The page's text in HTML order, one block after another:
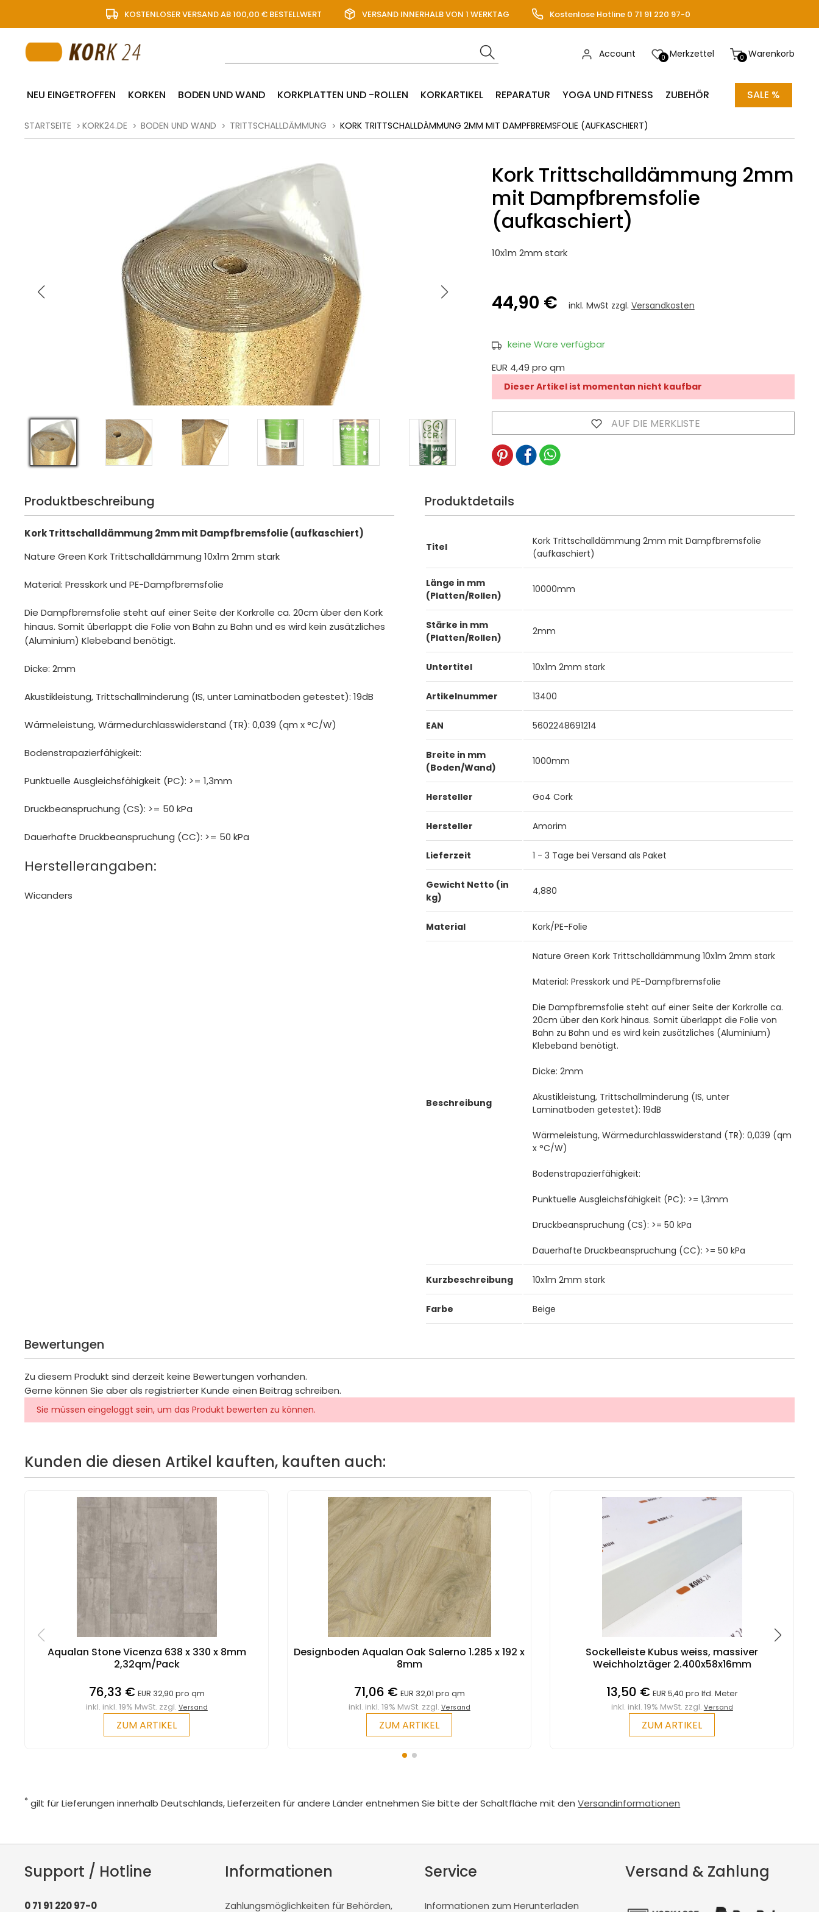
KOSTENLOSER VERSAND AB 100,00 € BESTELLWERT VERSAND INNERHALB VON 1 WERKTAG Kostenlose Hotline 0 71 91 220 97-0
0 Warenkorb
0 Merkzettel
Account
NEU EINGETROFFEN KORKEN BODEN UND WAND KORKPLATTEN UND -ROLLEN KORKARTIKEL REPARATUR YOGA UND FITNESS ZUBEHÖR SALE %
STARTSEITE KORK24.DE BODEN UND WAND TRITTSCHALLDÄMMUNG KORK TRITTSCHALLDÄMMUNG 2MM MIT DAMPFBREMSFOLIE (AUFKASCHIERT)
Kork Trittschalldämmung 2mm
mit Dampfbremsfolie
(aufkaschiert)
10x1m 2mm stark
44,90 € inkl. MwSt zzgl. Versandkosten
keine Ware verfügbar
EUR 4,49 pro qm
Dieser Artikel ist momentan nicht kaufbar
AUF DIE MERKLISTE
Produktbeschreibung
Kork Trittschalldämmung 2mm mit Dampfbremsfolie (aufkaschiert)
Nature Green Kork Trittschalldämmung 10x1m 2mm stark
Material: Presskork und PE-Dampfbremsfolie
Die Dampfbremsfolie steht auf einer Seite der Korkrolle ca. 20cm über den Kork
hinaus. Somit überlappt die Folie von Bahn zu Bahn und es wird kein zusätzliches
(Aluminium) Klebeband benötigt.
Dicke: 2mm
Akustikleistung, Trittschallminderung (IS, unter Laminatboden getestet): 19dB
Wärmeleistung, Wärmedurchlasswiderstand (TR): 0,039 (qm x °C/W)
Bodenstrapazierfähigkeit:
Punktuelle Ausgleichsfähigkeit (PC): >= 1,3mm
Druckbeanspruchung (CS): >= 50 kPa
Dauerhafte Druckbeanspruchung (CC): >= 50 kPa
Herstellerangaben:
Wicanders
Produktdetails
Titel
Kork Trittschalldämmung 2mm mit Dampfbremsfolie
(aufkaschiert)
Länge in mm
(Platten/Rollen)
10000mm
Stärke in mm
(Platten/Rollen)
2mm
Untertitel 10x1m 2mm stark
Artikelnummer 13400
EAN 5602248691214
Breite in mm
(Boden/Wand)
1000mm
Hersteller Go4 Cork
Hersteller Amorim
Lieferzeit 1 - 3 Tage bei Versand als Paket
Gewicht Netto (in
kg)
4,880
Material Kork/PE-Folie
Beschreibung
Nature Green Kork Trittschalldämmung 10x1m 2mm stark
Material: Presskork und PE-Dampfbremsfolie
Die Dampfbremsfolie steht auf einer Seite der Korkrolle ca.
20cm über den Kork hinaus. Somit überlappt die Folie von
Bahn zu Bahn und es wird kein zusätzliches (Aluminium)
Klebeband benötigt.
Dicke: 2mm
Akustikleistung, Trittschallminderung (IS, unter
Laminatboden getestet): 19dB
Wärmeleistung, Wärmedurchlasswiderstand (TR): 0,039 (qm
x °C/W)
Bodenstrapazierfähigkeit:
Punktuelle Ausgleichsfähigkeit (PC): >= 1,3mm
Druckbeanspruchung (CS): >= 50 kPa
Dauerhafte Druckbeanspruchung (CC): >= 50 kPa
Kurzbeschreibung 10x1m 2mm stark
Farbe Beige
Bewertungen
Zu diesem Produkt sind derzeit keine Bewertungen vorhanden.
Gerne können Sie aber als registrierter Kunde einen Beitrag schreiben.
Sie müssen eingeloggt sein, um das Produkt bewerten zu können.
Kunden die diesen Artikel kauften, kauften auch:
Aqualan Stone Vicenza 638 x 330 x 8mm
2,32qm/Pack
76,33 € EUR 32,90 pro qm
inkl. inkl. 19% MwSt. zzgl. Versand
ZUM ARTIKEL
Designboden Aqualan Oak Salerno 1.285 x 192 x
8mm
71,06 € EUR 32,01 pro qm
inkl. inkl. 19% MwSt. zzgl. Versand
ZUM ARTIKEL
Sockelleiste Kubus weiss, massiver
Weichholztäger 2.400x58x16mm
13,50 € EUR 5,40 pro lfd. Meter
inkl. inkl. 19% MwSt. zzgl. Versand
ZUM ARTIKEL
* gilt für Lieferungen innerhalb Deutschlands, Lieferzeiten für andere Länder entnehmen Sie bitte der Schaltfläche mit denVersandinformationen
Support / Hotline
0 71 91 220 97-0
Informationen
Zahlungsmöglichkeiten für Behörden,
Service
Informationen zum Herunterladen
Versand & Zahlung